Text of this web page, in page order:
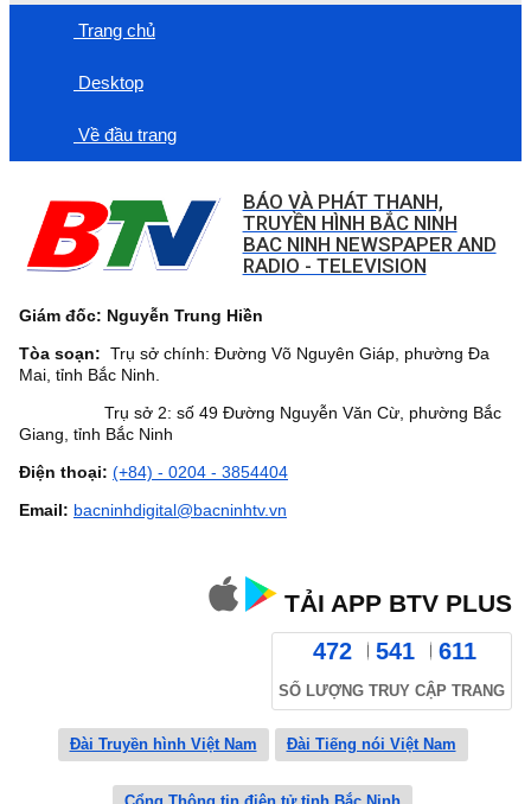
Trang chủ
Desktop
Về đầu trang
BÁO VÀ PHÁT THANH,
TRUYỀN HÌNH BẮC NINH
BAC NINH NEWSPAPER AND
RADIO - TELEVISION
Giám đốc: Nguyễn Trung Hiền
Tòa soạn: Trụ sở chính: Đường Võ Nguyên Giáp, phường Đa
Mai, tỉnh Bắc Ninh.
Trụ sở 2: số 49 Đường Nguyễn Văn Cừ, phường Bắc
Giang, tỉnh Bắc Ninh
Điện thoại: (+84) - 0204 - 3854404
Email: bacninhdigital@bacninhtv.vn
TẢI APP BTV PLUS
472 541 611
SỐ LƯỢNG TRUY CẬP TRANG
Đài Truyền hình Việt Nam Đài Tiếng nói Việt Nam